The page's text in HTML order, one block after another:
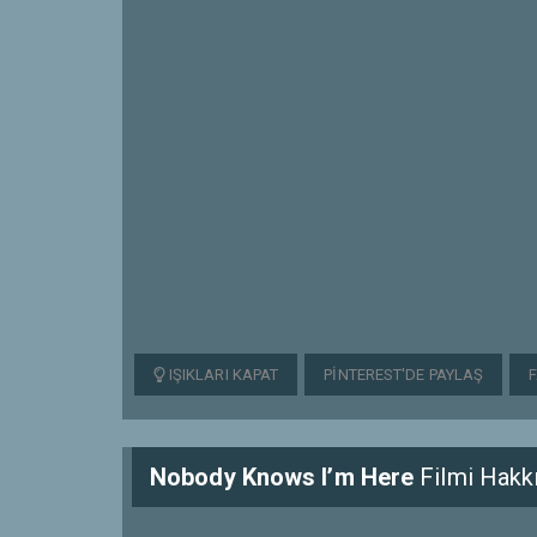
IŞIKLARI KAPAT PINTEREST'DE PAYLAŞ
Nobody Knows I’m Here Filmi